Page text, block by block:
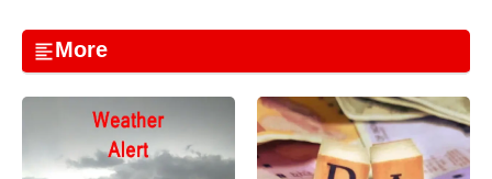
c
e
b
o
at
s
A
p
aile
gr
a
m
p
y
Li
n
ar
e
More